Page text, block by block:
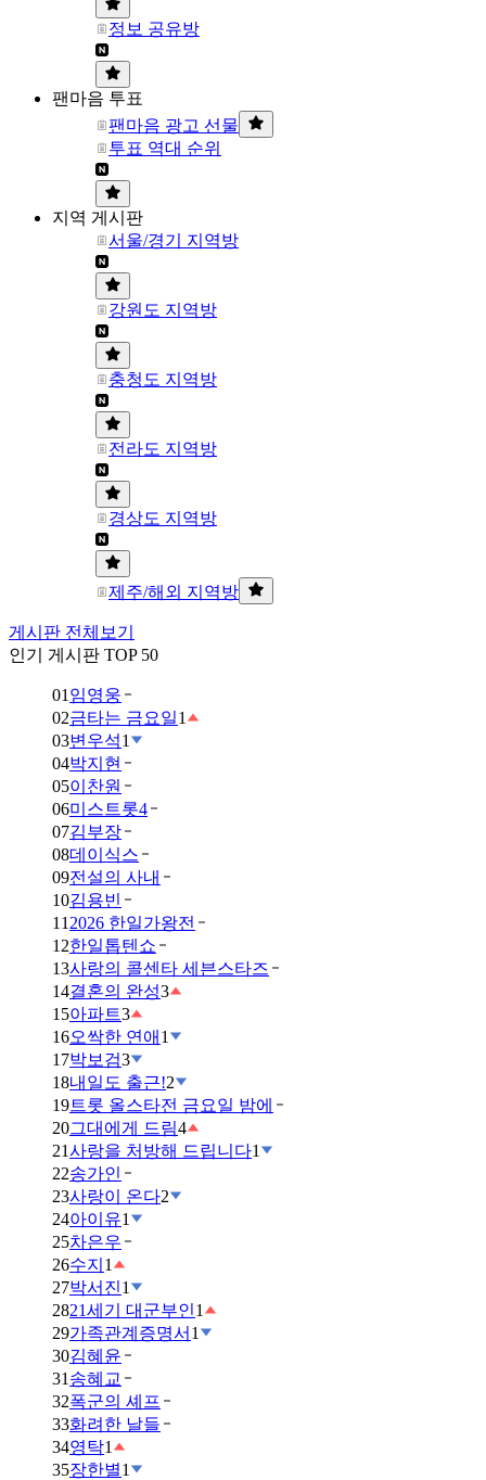
정보 공유방
팬마음 투표
팬마음 광고 선물
투표 역대 순위
지역 게시판
서울/경기 지역방
강원도 지역방
충청도 지역방
전라도 지역방
경상도 지역방
제주/해외 지역방
게시판 전체보기
인기 게시판 TOP 50
01 임영웅
02금타는 금요일1
03변우석1
04박지현
05이찬원
06미스트롯4
07김부장
08데이식스
09전설의 사내
10김용빈
11 2026 한일가왕전
12한일톱텐쇼
13사랑의 콜센타 세븐스타즈
14결혼의 완성3
15아파트3
16오싹한 연애 1
17박보검3
18내일도 출근!2
19트롯 올스타전 금요일 밤에
20그대에게 드림4
21사랑을 처방해 드립니다1
22송가인
23사랑이 온다2
24아이유1
25차은우
26수지 1
27박서진1
2821세기 대군부인1
29가족관계증명서 1
30김혜윤
31 송혜교
32폭군의 셰프
33화려한 날들
34영탁1
35장한별1